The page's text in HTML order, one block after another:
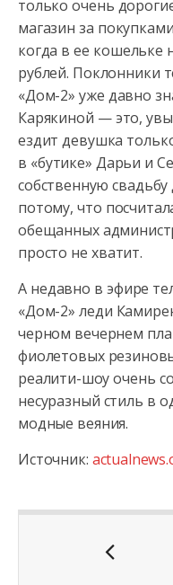
только очень
магазин за
когда в ее кошельке
рублей. Поклонники
«Дом-2» уже давно
Карякиной — это,
ездит девушка
в «бутике» Дарьи и
собственную
потому, что
обещанных
просто не хватит.
А недавно в эфире
«Дом-2» леди
черном вечернем
фиолетовых
реалити-шоу очень
несуразный стиль в
модные веяния.
Источник: